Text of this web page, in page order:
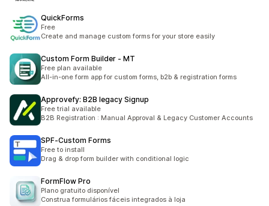
QuickForms
Free
Create and manage custom forms for your store easily
Custom Form Builder ‑ MT
Free plan available
All-in-one form app for custom forms, b2b & registration forms
Approvefy: B2B legacy Signup
Free trial available
B2B Registration : Manual Approval & Legacy Customer Accounts
SPF‑Custom Forms
Free to install
Drag & drop form builder with conditional logic
FormFlow Pro
Plano gratuito disponível
Construa formulários fáceis integrados à loja